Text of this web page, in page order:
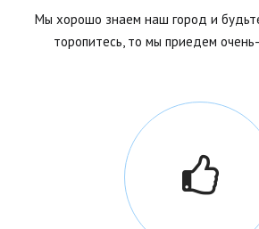
Мы хорошо знаем наш город и
торопитесь, то мы приедем